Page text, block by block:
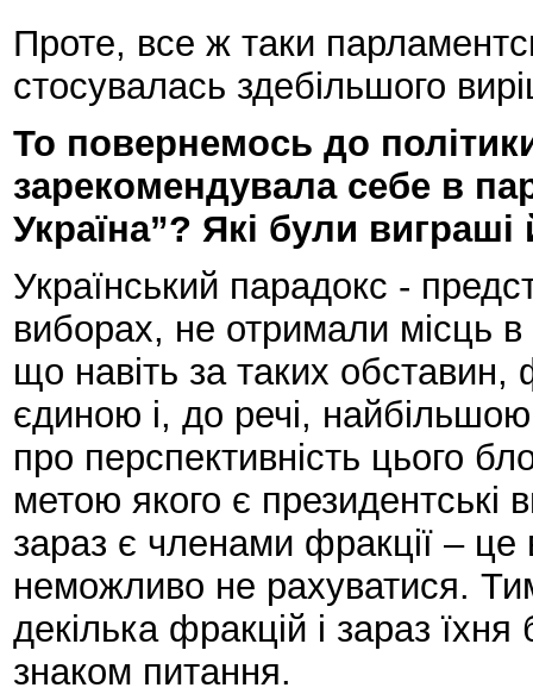
Проте, все ж таки
стосувалась здебільшого
То повернемось до
зарекомендувала себе в
Україна”? Які були
Український парадокс -
виборах, не отримали місць в
що навіть за таких
єдиною і, до речі,
про перспективність цього
метою якого є президентські
зараз є членами фракції –
неможливо не рахуватися.
декілька фракцій і зараз
знаком питання.